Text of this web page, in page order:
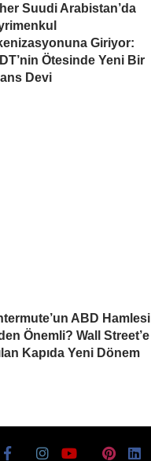
Suudi Arabistan’da
Giriyor:
Ötesinde Yeni Bir
Devi
ABD Hamlesi
Önemli? Wall Street’e
Kapıda Yeni Dönem